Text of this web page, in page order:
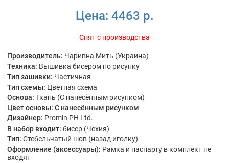
Цена: 4463 р.
Снят с производства
Производитель: Чаривна Мить (Украина)
Техника: Вышивка бисером по рисунку
Тип зашивки: Частичная
Тип схемы: Цветная схема
Основа: Ткань (С нанесённым рисунком)
Цвет основы: С нанесённым рисунком
Дизайнер: Promin PH Ltd.
В набор входит: бисер (Чехия)
Тип: Стебельчатый шов (назад иголку)
Оформление (аксессуары): Рамка и паспарту в комплект не
входят